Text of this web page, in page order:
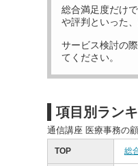
総合満足度だけ
や評判といった
サービス検討の
てください。
項目別ラン
通信講座 医療事務の
TOP 総